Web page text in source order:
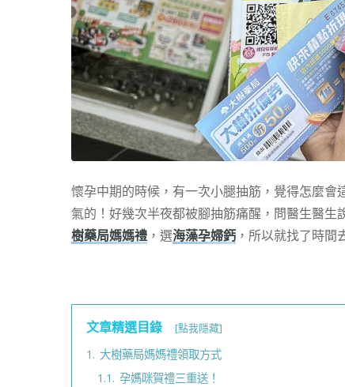
懷孕中期的時候，有一次小腿抽筋，覺得怎麼
氣的！好幾次半夜都被腳抽筋痛醒，問醫生醫
樹藥局媽媽禮 ，選海藻孕婦鈣 ，所以就找了時間
文章精選目錄 [點我隱藏]
1. 大樹藥局媽媽禮領取方式
1.1. 孕媽咪賀禮三重送！